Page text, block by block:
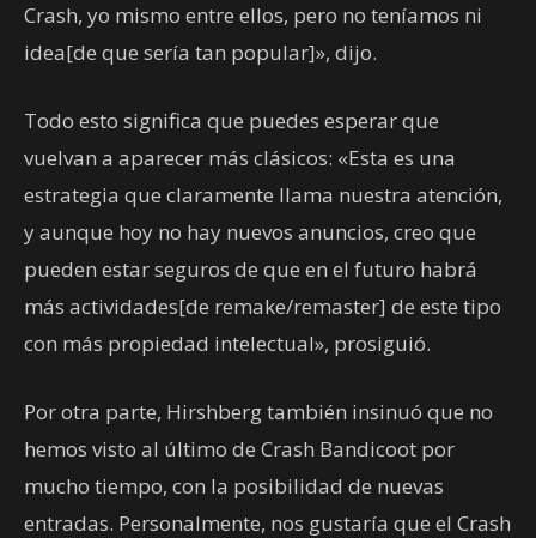
Crash, yo mismo entre ellos, pero no teníamos ni
idea[de que sería tan popular]», dijo.
Todo esto significa que puedes esperar que
vuelvan a aparecer más clásicos: «Esta es una
estrategia que claramente llama nuestra atención,
y aunque hoy no hay nuevos anuncios, creo que
pueden estar seguros de que en el futuro habrá
más actividades[de remake/remaster] de este tipo
con más propiedad intelectual», prosiguió.
Por otra parte, Hirshberg también insinuó que no
hemos visto al último de Crash Bandicoot por
mucho tiempo, con la posibilidad de nuevas
entradas. Personalmente, nos gustaría que el Crash